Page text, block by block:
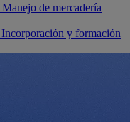
Manejo de mercadería
Incorporación y formación